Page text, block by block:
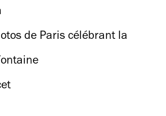
de Paris célébrant la